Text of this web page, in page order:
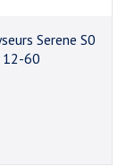
Serene S0
12-60